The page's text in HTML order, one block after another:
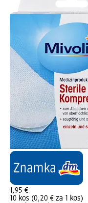
1,95 €
10 kos (0,20 € za 1 kos)